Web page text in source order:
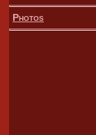
Photos